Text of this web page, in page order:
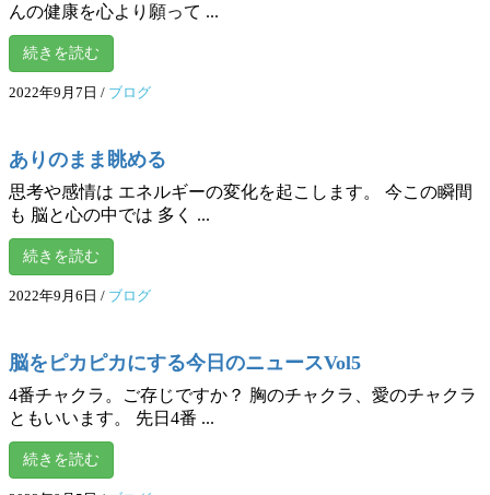
んの健康を心より願って ...
続きを読む
2022年9月7日 / ブログ
ありのまま眺める
思考や感情は エネルギーの変化を起こします。 今この瞬間
も 脳と心の中では 多く ...
続きを読む
2022年9月6日 / ブログ
脳をピカピカにする今日のニュースVol5
4番チャクラ。ご存じですか？ 胸のチャクラ、愛のチャクラ
ともいいます。 先日4番 ...
続きを読む